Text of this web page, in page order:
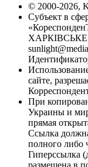
© 2000-2026,
Субъект в
ХАРКІВСЬКЕ
сайте,
При
Украины и
прямая
Ссылка
полного либо
Гиперссылка
размещена в